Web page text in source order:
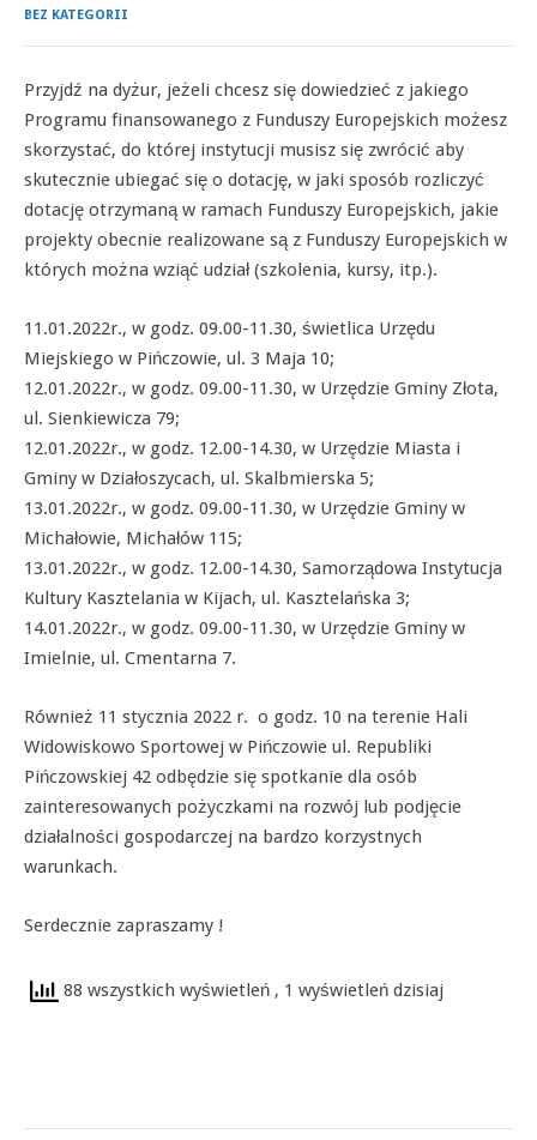
BEZ KATEGORII
Przyjdź na dyżur, jeżeli chcesz się dowiedzieć z jakiego
Programu finansowanego z Funduszy Europejskich możesz
skorzystać, do której instytucji musisz się zwrócić aby
skutecznie ubiegać się o dotację, w jaki sposób rozliczyć
dotację otrzymaną w ramach Funduszy Europejskich, jakie
projekty obecnie realizowane są z Funduszy Europejskich w
których można wziąć udział (szkolenia, kursy, itp.).
11.01.2022r., w godz. 09.00-11.30, świetlica Urzędu
Miejskiego w Pińczowie, ul. 3 Maja 10;
12.01.2022r., w godz. 09.00-11.30, w Urzędzie Gminy Złota,
ul. Sienkiewicza 79;
12.01.2022r., w godz. 12.00-14.30, w Urzędzie Miasta i
Gminy w Działoszycach, ul. Skalbmierska 5;
13.01.2022r., w godz. 09.00-11.30, w Urzędzie Gminy w
Michałowie, Michałów 115;
13.01.2022r., w godz. 12.00-14.30, Samorządowa Instytucja
Kultury Kasztelania w Kijach, ul. Kasztelańska 3;
14.01.2022r., w godz. 09.00-11.30, w Urzędzie Gminy w
Imielnie, ul. Cmentarna 7.
Również 11 stycznia 2022 r. o godz. 10 na terenie Hali
Widowiskowo Sportowej w Pińczowie ul. Republiki
Pińczowskiej 42 odbędzie się spotkanie dla osób
zainteresowanych pożyczkami na rozwój lub podjęcie
działalności gospodarczej na bardzo korzystnych
warunkach.
Serdecznie zapraszamy !
88 wszystkich wyświetleń , 1 wyświetleń dzisiaj